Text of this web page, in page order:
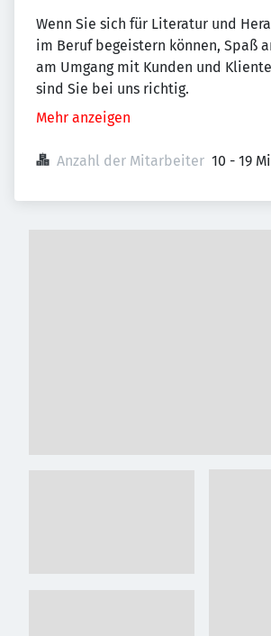
Wenn Sie sich für Literatur und
im Beruf begeistern können, Spaß
am Umgang mit Kunden und
sind Sie bei uns richtig.
Mehr anzeigen
Anzahl der Mitarbeiter 10 - 19